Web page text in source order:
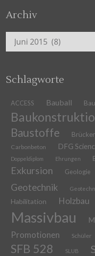
Archiv
Archiv
Schlagworte
ACCESS Bauball
Baustoffe
Carbonbeton DFG
Doppeldiplom Ehrungen
Exkursion Geologie
Geotechnik
Habilitation Holzbau
Massivbau
Promotionen Schüler
SFB 528 SLUB